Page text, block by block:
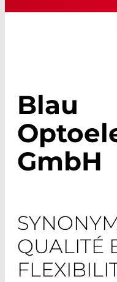
Blau
GmbH
QUALITÉ